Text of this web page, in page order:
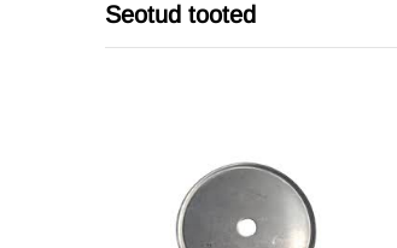
Seotud tooted